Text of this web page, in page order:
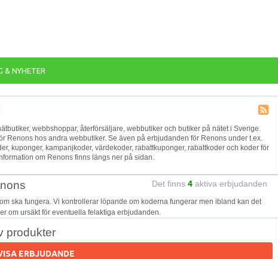
& NYHETER
Tagg
RSS
webbshoppar, återförsäljare, webbutiker och butiker på nätet i Sverige.
Renons hos andra webbutiker. Se även på erbjudanden för Renons under t.ex.
kuponger, kampanjkoder, värdekoder, rabattkuponger, rabattkoder och koder för
om Renons finns längs ner på sidan.
Det finns 4 aktiva erbjudanden
ska fungera. Vi kontrollerar löpande om koderna fungerar men ibland kan det
om ursäkt för eventuella felaktiga erbjudanden.
produkter
ERBJUDANDE